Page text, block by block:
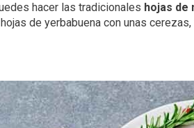
hacer las tradicionales hojas de
de yerbabuena con unas